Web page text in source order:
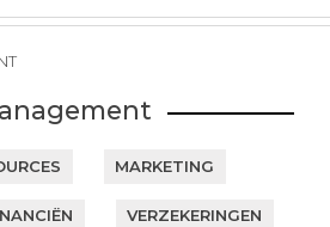
MARKETING
VERZEKERINGEN